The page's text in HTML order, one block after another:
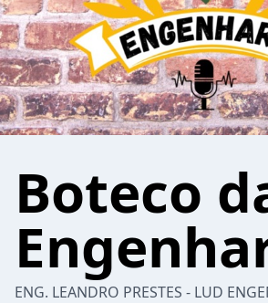
Boteco
ENG. LEANDRO PRESTES - LUD